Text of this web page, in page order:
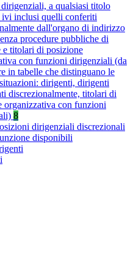
a qualsiasi titolo
inclusi quelli conferiti
dall'organo di indirizzo
procedure pubbliche di
e titolari di posizione
con funzioni dirigenziali (da
in tabelle che distinguano le
dirigenti, dirigenti
discrezionalmente, titolari di
organizzativa con funzioni
8
dirigenziali discrezionali
disponibili